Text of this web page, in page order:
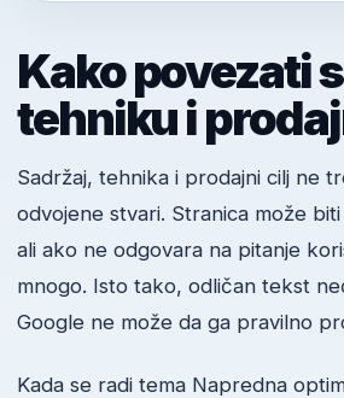
Kako povezati
tehniku i
Sadržaj, tehnika i prodajni cilj ne
odvojene stvari. Stranica može
ali ako ne odgovara na pitanje
mnogo. Isto tako, odličan tekst
Google ne može da ga pravilno
Kada se radi tema Napredna